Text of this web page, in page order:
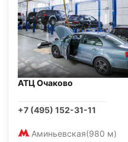
АТЦ Очаково
+7 (495) 152-31-11
Аминьевская(980 м)